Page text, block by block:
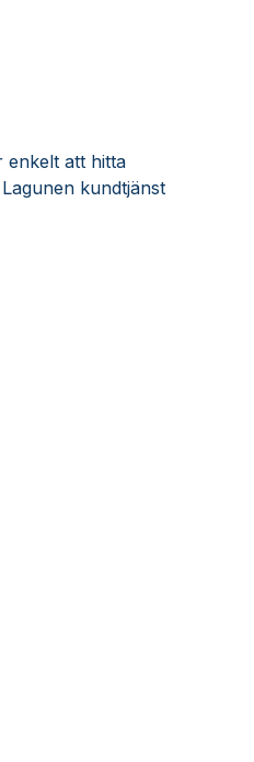
enkelt att hitta
kundtjänst